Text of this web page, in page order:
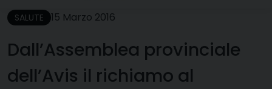
SALUTE 15 Marzo 2016
Dall’Assemblea provinciale
dell’Avis il richiamo al